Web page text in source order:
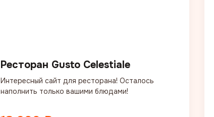
Ресторан Gusto Celestiale
Интересный сайт для ресторана! Осталось
наполнить только вашими блюдами!